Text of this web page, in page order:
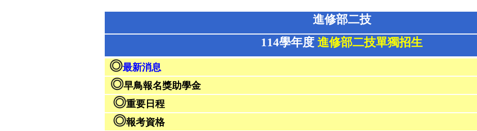
進修部二技
114學年度 進修部二技單獨招生
◎最新消息
◎早鳥報名獎助學金
◎重要日程
◎報考資格